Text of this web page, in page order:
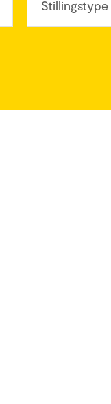
Stillingstype